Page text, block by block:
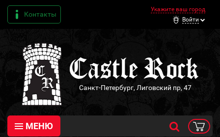
Контакты
Укажите ваш город
Войти
Санкт-Петербург, Лиговский пр, 47
МЕНЮ